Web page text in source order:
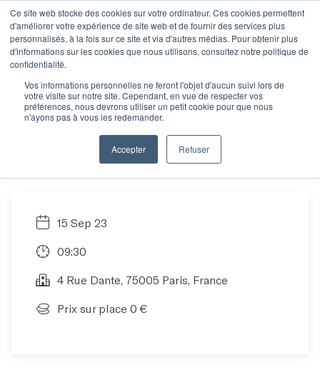
Ce site web stocke des cookies sur votre ordinateur. Ces cookies permettent
d'améliorer votre expérience de site web et de fournir des services plus
personnalisés, à la fois sur ce site et via d'autres médias. Pour obtenir plus
d'informations sur les cookies que nous utilisons, consultez notre politique de
confidentialité.
Vos informations personnelles ne feront l'objet d'aucun suivi lors de
votre visite sur notre site. Cependant, en vue de respecter vos
préférences, nous devrons utiliser un petit cookie pour que nous
n'ayons pas à vous les redemander.
Accepter Refuser
Les Mots ouvre ses
portes du 11 au 15
septembre
15 Sep 23
09:30
4 Rue Dante, 75005 Paris, France
Prix sur place 0 €